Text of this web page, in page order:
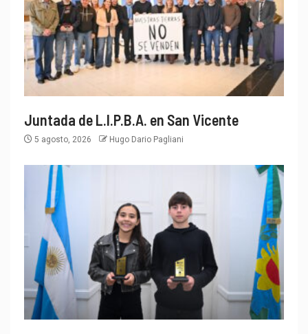
Juntada de L.I.P.B.A. en San Vicente
5 agosto, 2026 Hugo Dario Pagliani